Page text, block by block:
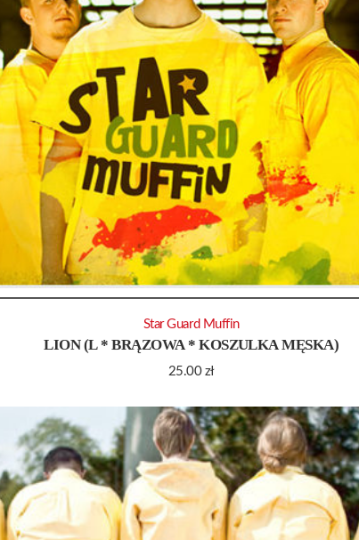
LION (L * BRĄZOWA * KOSZULKA MĘSKA)
25.00 zł
Star Guard Muffin